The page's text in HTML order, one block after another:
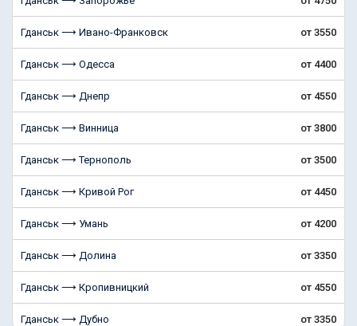
Гданськ ⟶ Ивано-Франковск от 3550
Гданськ ⟶ Одесса от 4400
Гданськ ⟶ Днепр от 4550
Гданськ ⟶ Винница от 3800
Гданськ ⟶ Тернополь от 3500
Гданськ ⟶ Кривой Рог от 4450
Гданськ ⟶ Умань от 4200
Гданськ ⟶ Долина от 3350
Гданськ ⟶ Кропивницкий от 4550
Гданськ ⟶ Дубно от 3350